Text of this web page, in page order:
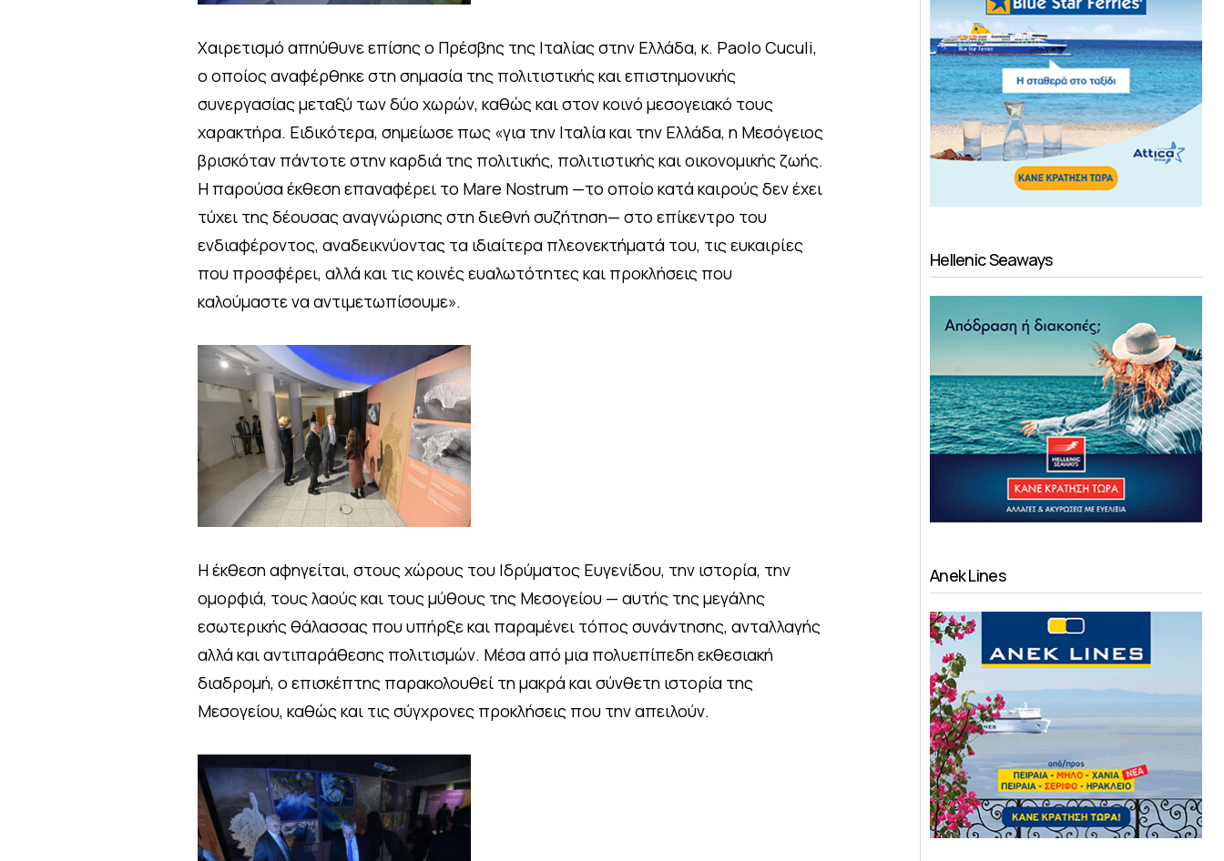
Χαιρετισμό απηύθυνε επίσης ο Πρέσβης της Ιταλίας στην Ελλάδα, κ. Paolo Cuculi,
ο οποίος αναφέρθηκε στη σημασία της πολιτιστικής και επιστημονικής
συνεργασίας μεταξύ των δύο χωρών, καθώς και στον κοινό μεσογειακό τους
χαρακτήρα. Ειδικότερα, σημείωσε πως «για την Ιταλία και την Ελλάδα, η Μεσόγειος
βρισκόταν πάντοτε στην καρδιά της πολιτικής, πολιτιστικής και οικονομικής ζωής.
Η παρούσα έκθεση επαναφέρει το Mare Nostrum —το οποίο κατά καιρούς δεν έχει
τύχει της δέουσας αναγνώρισης στη διεθνή συζήτηση— στο επίκεντρο του
ενδιαφέροντος, αναδεικνύοντας τα ιδιαίτερα πλεονεκτήματά του, τις ευκαιρίες
που προσφέρει, αλλά και τις κοινές ευαλωτότητες και προκλήσεις που
καλούμαστε να αντιμετωπίσουμε».
Η έκθεση αφηγείται, στους χώρους του Ιδρύματος Ευγενίδου, την ιστορία, την
ομορφιά, τους λαούς και τους μύθους της Μεσογείου — αυτής της μεγάλης
εσωτερικής θάλασσας που υπήρξε και παραμένει τόπος συνάντησης, ανταλλαγής
αλλά και αντιπαράθεσης πολιτισμών. Μέσα από μια πολυεπίπεδη εκθεσιακή
διαδρομή, ο επισκέπτης παρακολουθεί τη μακρά και σύνθετη ιστορία της
Μεσογείου, καθώς και τις σύγχρονες προκλήσεις που την απειλούν.
Hellenic Seaways
Anek Lines